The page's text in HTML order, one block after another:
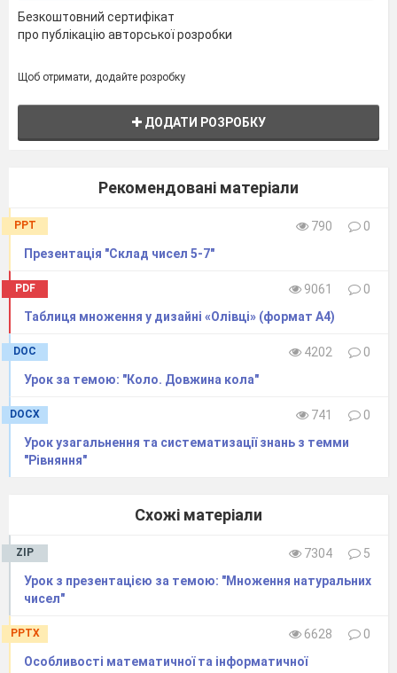
24 : 8 + 7
Розв’язав наступний приклад, ви дізнаєтесь
тривалість життя трав’яної жаби. (15 років)
27 : 3 + 6
На скільки наступне число більше
Що ви можете сказати щодо даної
закономірності? (Це рахунок 5, кожне
наступне число збільшується на 5.)
Віднімайте від 45 по 5, поки не
хвилинкою.
Безкоштовний сертифікат
про публікацію авторської розробки
Щоб отримати, додайте розробку
ДОДАТИ РОЗРОБКУ
Рекомендовані матеріали
PPT 790
0
Презентація "Склад чисел 5-7"
PDF 9061
0
Таблиця множення у дизайні «Олівці» (формат А4)
DOC 4202
0
Урок за темою: "Коло. Довжина кола"
DOCX 741
0
Урок узагальнення та систематизації знань з темми
"Рівняння"
Схожі матеріали
ZIP 7304
5
Урок з презентацією за темою: "Множення натуральних
чисел"
PPTX 6628
0
Особливості математичної та інформатичної